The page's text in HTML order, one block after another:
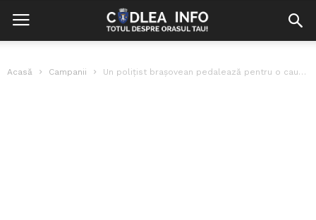
Acasă Campanii Un polițist brașovean pedalează pentru o cauză umanitară